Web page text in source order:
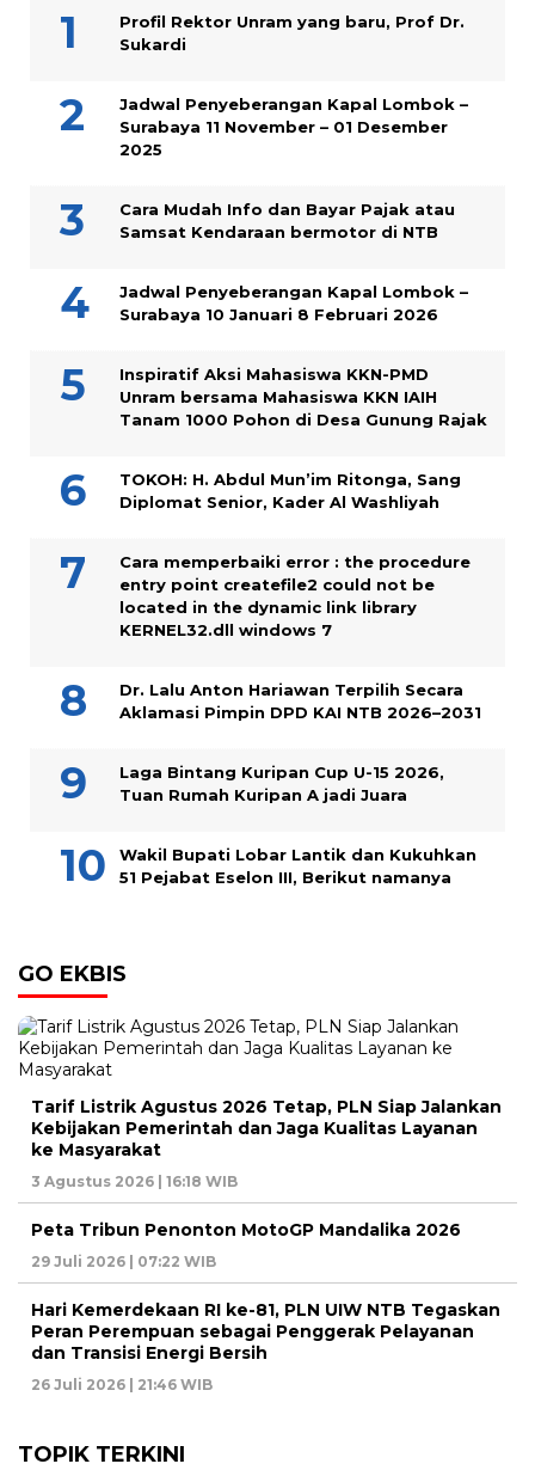
Profil Rektor Unram yang baru, Prof Dr.
Sukardi
Jadwal Penyeberangan Kapal Lombok –
Surabaya 11 November – 01 Desember
2025
Cara Mudah Info dan Bayar Pajak atau
Samsat Kendaraan bermotor di NTB
Jadwal Penyeberangan Kapal Lombok –
Surabaya 10 Januari 8 Februari 2026
Inspiratif Aksi Mahasiswa KKN-PMD
Unram bersama Mahasiswa KKN IAIH
Tanam 1000 Pohon di Desa Gunung Rajak
TOKOH: H. Abdul Mun’im Ritonga, Sang
Diplomat Senior, Kader Al Washliyah
Cara memperbaiki error : the procedure
entry point createfile2 could not be
located in the dynamic link library
KERNEL32.dll windows 7
Dr. Lalu Anton Hariawan Terpilih Secara
Aklamasi Pimpin DPD KAI NTB 2026–2031
Laga Bintang Kuripan Cup U-15 2026,
Tuan Rumah Kuripan A jadi Juara
Wakil Bupati Lobar Lantik dan Kukuhkan
51 Pejabat Eselon III, Berikut namanya
GO EKBIS
Tarif Listrik Agustus 2026 Tetap, PLN Siap Jalankan
Kebijakan Pemerintah dan Jaga Kualitas Layanan
ke Masyarakat
3 Agustus 2026 | 16:18 WIB
Peta Tribun Penonton MotoGP Mandalika 2026
29 Juli 2026 | 07:22 WIB
Hari Kemerdekaan RI ke-81, PLN UIW NTB Tegaskan
Peran Perempuan sebagai Penggerak Pelayanan
dan Transisi Energi Bersih
26 Juli 2026 | 21:46 WIB
TOPIK TERKINI